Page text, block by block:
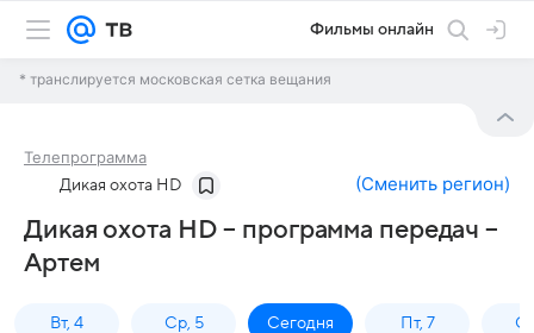
Фильмы онлайн
* транслируется московская сетка вещания
Телепрограмма
Дикая охота HD (Сменить регион)
Дикая охота HD – программа передач –
Артем
Вт, 4 Ср, 5 Сегодня Пт, 7